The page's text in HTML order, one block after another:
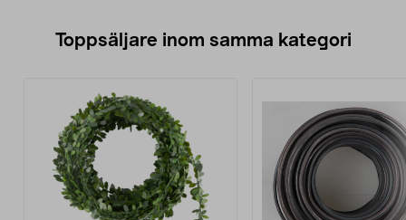
Toppsäljare inom samma kategori